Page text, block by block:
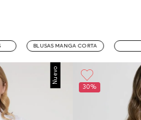
BLUSAS MANGA CORTA
Nuevo
30%